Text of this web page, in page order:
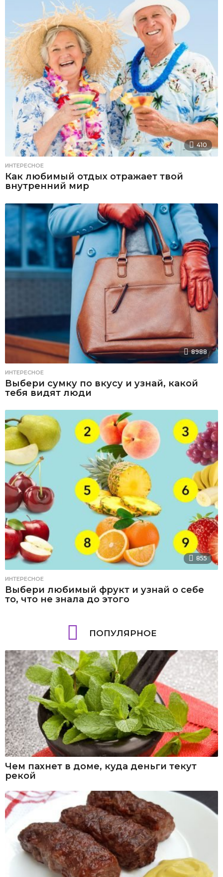
410
ИНТЕРЕСНОЕ
Как любимый отдых отражает твой
внутренний мир
8988
ИНТЕРЕСНОЕ
Выбери сумку по вкусу и узнай, какой
тебя видят люди
855
ИНТЕРЕСНОЕ
Выбери любимый фрукт и узнай о себе
то, что не знала до этого
ПОПУЛЯРНОЕ
Чем пахнет в доме, куда деньги текут
рекой